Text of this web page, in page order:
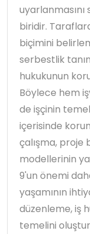
biridir.
biçimini
serbestlik
hukukunun
Böylece hem
de işçinin
içerisinde
çalışma, proje
modellerinin
9'un önemi
yaşamının
düzenleme, iş
temelini